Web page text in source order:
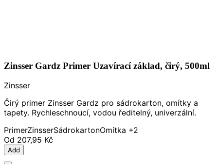
Zinsser Gardz Primer Uzavírací základ, čirý, 500ml
Zinsser
Čirý primer Zinsser Gardz pro sádrokarton, omítky a
tapety. Rychleschnoucí, vodou ředitelný, univerzální.
PrimerZinsserSádrokartonOmítka +2
Od 207,95 Kč
Add